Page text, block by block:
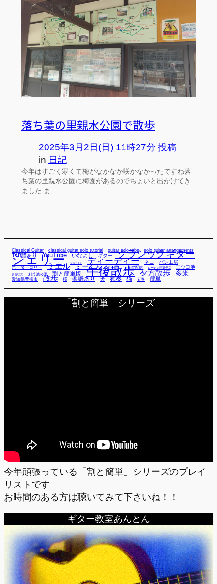
落ち葉の里親水公園で散歩
2025年3月2日(日) 11時27分 投稿
in 日記
今年はすごく寒くて梅がなかなか咲かなかったですね落
ち葉の里親水公園に梅園があるのでちょいと出かけてき
ました ま…
Classical Guitar classical guitar solo tutorial guitar solo tabs solo guitar arrangements
TAB譜あり YouTube いなよし ギター クラシックギター
シェリー シューくん ディーディー ネコ パン工房
ボーダーコリー ミエル ミーくん ミー君 ライブ配信 ローレン洋菓子店 三ツ口池
佐藤弘和 利兵池公園 割と簡単版 午後散歩 夕方散歩 多米
愛知県豊橋市 散歩 桜 楽譜あり 犬 独奏 猫 石巻 簡単
「割と簡単」シリーズ
今年頑張っている「割と簡単」シリーズのプレイ
リストです
お時間のある方は聴いてみて下さいね！！
ギター教室あんとん